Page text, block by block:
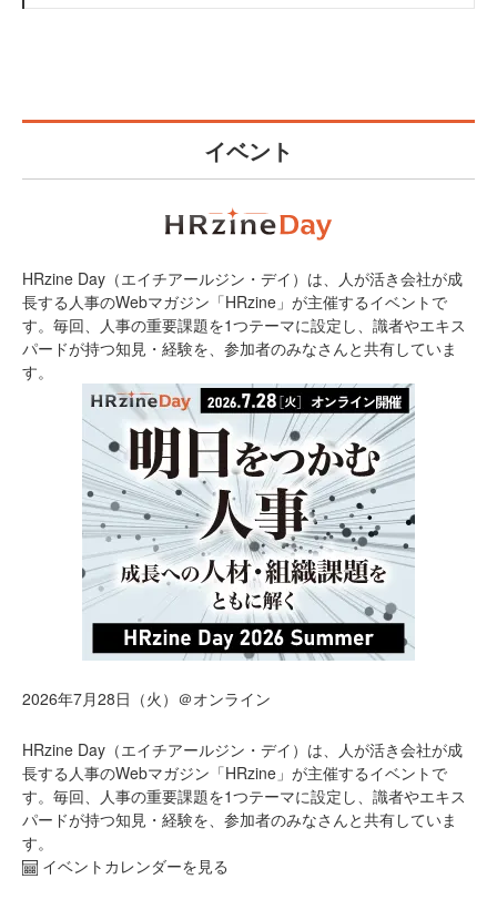
イベント
HRzine Day（エイチアールジン・デイ）は、人が活き会社が成
長する人事のWebマガジン「HRzine」が主催するイベントで
す。毎回、人事の重要課題を1つテーマに設定し、識者やエキス
パードが持つ知見・経験を、参加者のみなさんと共有していま
す。
2026年7月28日（火）＠オンライン
HRzine Day（エイチアールジン・デイ）は、人が活き会社が成
長する人事のWebマガジン「HRzine」が主催するイベントで
す。毎回、人事の重要課題を1つテーマに設定し、識者やエキス
パードが持つ知見・経験を、参加者のみなさんと共有していま
す。
イベントカレンダーを見る